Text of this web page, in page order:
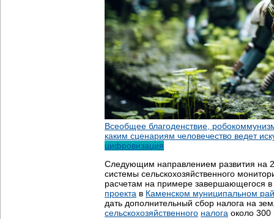
Всеобщее благоденствие,
каким сценариям человечество ведет
цифровизация
Следующим направлением развития на
системы сельскохозяйственного
расчетам на примере завершающегося
проекта в Каменском муниципальном
дать дополнительный сбор налога на
сельскохозяйственного налога около 300